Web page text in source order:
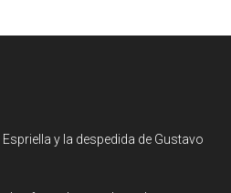
Espriella y la despedida de Gustavo